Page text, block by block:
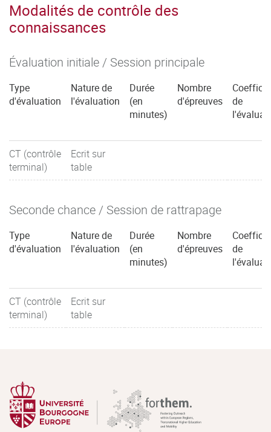
Modalités de contrôle des
connaissances
Évaluation initiale / Session principale
Type
d'évaluation
Nature de
l'évaluation
Durée
(en
minutes)
Nombre
d'épreuves
de
CT (contrôle
terminal)
Ecrit sur
table
Seconde chance / Session de rattrapage
Type
d'évaluation
Nature de
l'évaluation
Durée
(en
minutes)
Nombre
d'épreuves
de
CT (contrôle
terminal)
Ecrit sur
table